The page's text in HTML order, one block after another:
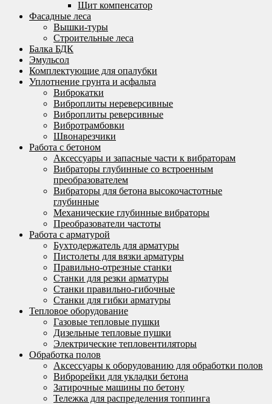
Щит компенсатор
Фасадные леса
Вышки-туры
Строительные леса
Балка БДК
Эмульсол
Комплектующие для опалубки
Уплотнение грунта и асфальта
Виброкатки
Виброплиты нереверсивные
Виброплиты реверсивные
Вибротрамбовки
Швонарезчики
Работа с бетоном
Аксессуары и запасные части к вибраторам
Вибраторы глубинные со встроенным
преобразователем
Вибраторы для бетона высокочастотные
глубинные
Механические глубинные вибраторы
Преобразователи частоты
Работа с арматурой
Бухтодержатель для арматуры
Пистолеты для вязки арматуры
Правильно-отрезные станки
Станки для резки арматуры
Станки правильно-гибочные
Станки для гибки арматуры
Тепловое оборудование
Газовые тепловые пушки
Дизельные тепловые пушки
Электрические тепловентиляторы
Обработка полов
Аксессуары к оборудованию для обработки полов
Виброрейки для укладки бетона
Затирочные машины по бетону
Тележка для распределения топпинга